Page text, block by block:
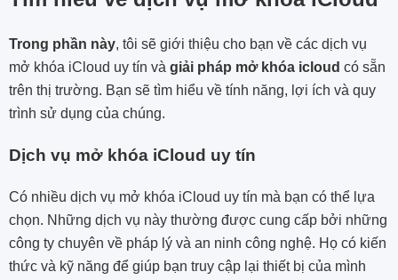
Trong phần này, tôi sẽ giới thiệu cho bạn về các dịch vụ
mở khóa iCloud uy tín và giải pháp mở khóa icloud có sẵn
trên thị trường. Bạn sẽ tìm hiểu về tính năng, lợi ích và quy
trình sử dụng của chúng.
Dịch vụ mở khóa iCloud uy tín
Có nhiều dịch vụ mở khóa iCloud uy tín mà bạn có thể lựa
chọn. Những dịch vụ này thường được cung cấp bởi những
công ty chuyên về pháp lý và an ninh công nghệ. Họ có kiến
thức và kỹ năng để giúp bạn truy cập lại thiết bị của mình